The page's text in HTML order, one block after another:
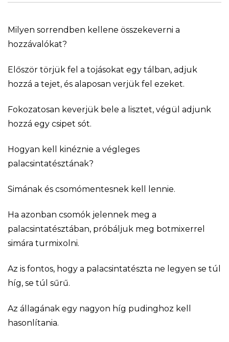
Milyen sorrendben kellene összekeverni a
hozzávalókat?
Először törjük fel a tojásokat egy tálban, adjuk
hozzá a tejet, és alaposan verjük fel ezeket.
Fokozatosan keverjük bele a lisztet, végül adjunk
hozzá egy csipet sót.
Hogyan kell kinéznie a végleges
palacsintatésztának?
Simának és csomómentesnek kell lennie.
Ha azonban csomók jelennek meg a
palacsintatésztában, próbáljuk meg botmixerrel
simára turmixolni.
Az is fontos, hogy a palacsintatészta ne legyen se túl
híg, se túl sűrű.
Az állagának egy nagyon híg pudinghoz kell
hasonlítania.